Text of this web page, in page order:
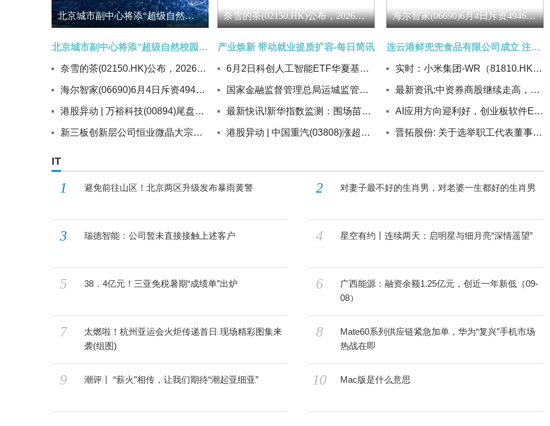
北京城市副中心将添“超级自然校园”_今日热门
北京城市副中心将添“超级自然校园”_今日热门
奈雪的茶(02150.HK)公布，2026年6月4日耗资约20.51万港元回购28.25万股股份|讯息
海尔智家(06690)6月4日斥资4946.52万元回购242.3万股A股
港股异动 | 万裕科技(00894)尾盘涨超43% 5月初至今累涨9倍 AI需求带动传统电容高端升级
新三板创新层公司恒业微晶大宗交易溢价21.53%，成交金额250.52万元 今日播报
奈雪的茶(02150.HK)公布，2026年6月4日耗资约20.51万港元回购28.25万股股份|讯息
产业焕新 带动就业提质扩容-每日简讯
6月2日科创人工智能ETF华夏基金份额减少1800万份，重仓股芯原股份、寒武纪、澜起科技
国家金融监督管理总局运城监管分局核准王煜欧中国工商银行股份有限公司运城分行行长助理任职资格
最新快讯!新华指数监测：围场苗木油松苗、樟子松苗和云杉苗价格一升两降
港股异动 | 中国重汽(03808)涨超7% 5月重卡市场实现“三连涨” 每日热闻
海尔智家(06690)6月4日斥资4946.52万元回购242.3万股A股
连云港鲜兜兜食品有限公司成立 注册资本10万人民币
实时：小米集团-WR（81810.HK）6月1日收盘涨2.48%
最新资讯:中资券商股继续走高，截至发稿，国泰海通(02611.HK)涨5.13%，报13.73港元
AI应用方向迎利好，创业板软件ETF富国（159107）早盘涨逾4% 焦点资讯
晋拓股份: 关于选举职工代表董事的公告
IT
1 避免前往山区！北京两区升级发布暴雨黄警 2 对妻子最不好的生肖男，对老婆一生都好的生肖男
3 瑞德智能：公司暂未直接接触上述客户 4 星空有约丨连续两天：启明星与细月亮“深情遥望”
5 38．4亿元！三亚免税暑期“成绩单”出炉 6
广西能源：融资余额1.25亿元，创近一年新低（09-
08）
7
太燃啦！杭州亚运会火炬传递首日 现场精彩图集来
袭(组图)
8
Mate60系列供应链紧急加单，华为“复兴”手机市场
热战在即
9 潮评丨 “薪火”相传，让我们期待“潮起亚细亚” 10 Mac版是什么意思